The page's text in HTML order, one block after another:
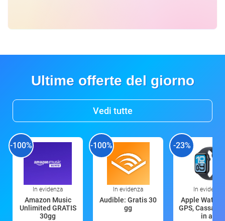
Ultime offerte del giorno
Vedi tutte
-100%
In evidenza
Amazon Music
Unlimited GRATIS
30gg
-100%
In evidenza
Audible: Gratis 30
gg
-23%
In evidenza
Apple Watch
GPS, Cassa
in all